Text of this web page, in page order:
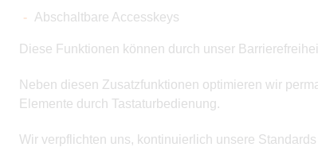
Abschaltbare Accesskeys
Diese Funktionen können durch unser
Neben diesen Zusatzfunktionen optimieren wir
Elemente durch Tastaturbedienung.
Wir verpflichten uns, kontinuierlich unsere